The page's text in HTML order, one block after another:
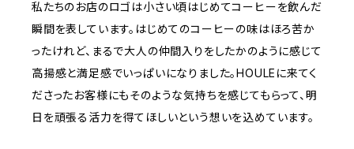
私たちのお店のロゴは小さい頃はじめてコーヒーを飲んだ
瞬間を表しています。はじめてのコーヒーの味はほろ苦か
ったけれど、まるで大人の仲間入りをしたかのように感じて
高揚感と満足感でいっぱいになりました。HOULEに来てく
ださったお客様にもそのような気持ちを感じてもらって、明
日を頑張る活力を得てほしいという想いを込めています。